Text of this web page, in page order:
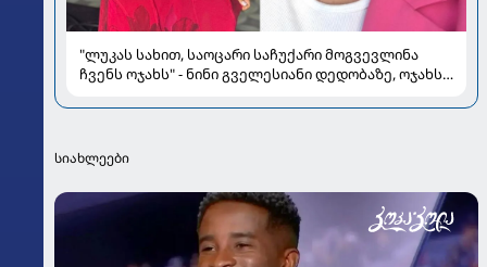
"ლუკას სახით, საოცარი საჩუქარი მოგვევლინა
ჩვენს ოჯახს" - ნინი გველესიანი დედობაზე, ოჯახსა
სიახლეები